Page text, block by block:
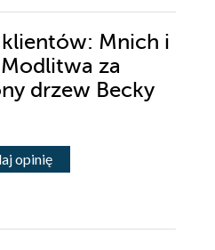
Mnich i
za
drzew Becky
opinię